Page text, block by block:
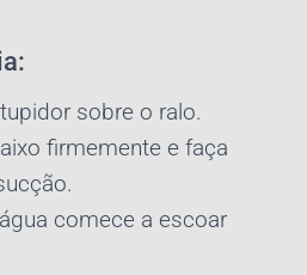
sobre o ralo.
firmemente e faça
comece a escoar